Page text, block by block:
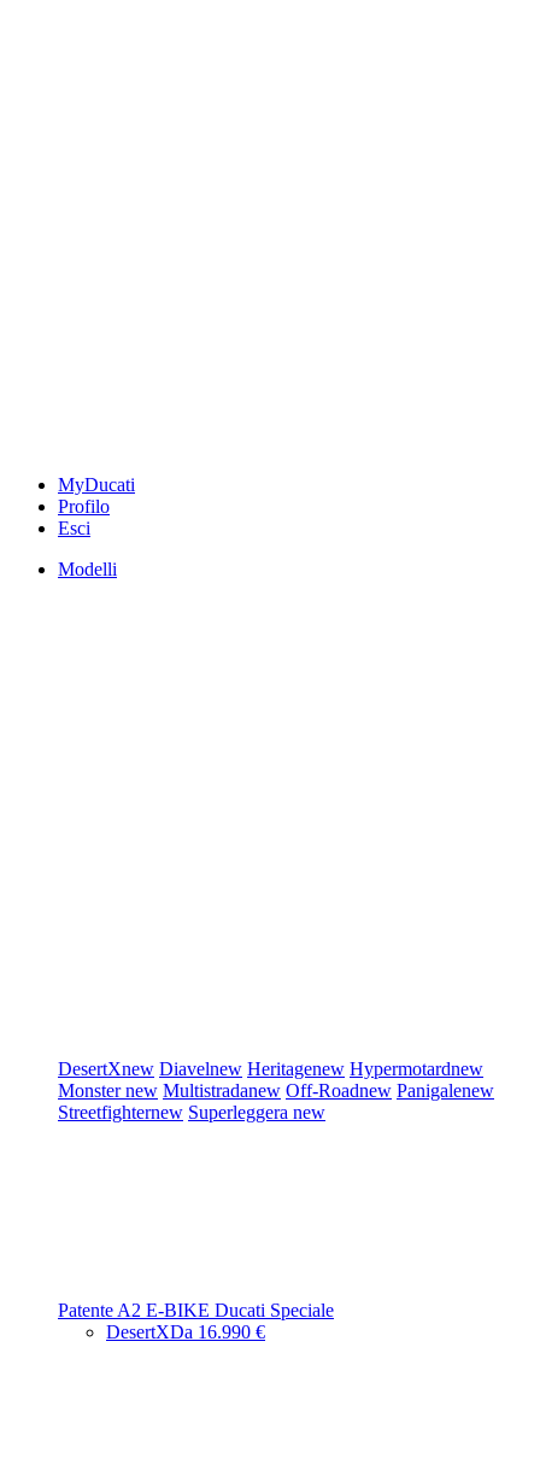
MyDucati
Profilo
Esci
Modelli
DesertXnew Diavelnew Heritagenew Hypermotardnew
Monsternew Multistradanew Off-Roadnew Panigalenew
Streetfighternew Superleggera new
Patente A2 E-BIKE Ducati Speciale
DesertXDa 16.990 €